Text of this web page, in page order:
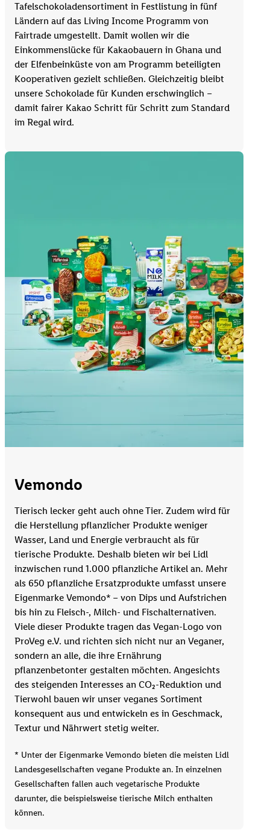
Tafelschokoladensortiment in Festlistung in fünf
Ländern auf das Living Income Programm von
Fairtrade umgestellt. Damit wollen wir die
Einkommenslücke für Kakaobauern in Ghana und
der Elfenbeinküste von am Programm beteiligten
Kooperativen gezielt schließen. Gleichzeitig bleibt
unsere Schokolade für Kunden erschwinglich –
damit fairer Kakao Schritt für Schritt zum Standard
im Regal wird.
Vemondo
Tierisch lecker geht auch ohne Tier. Zudem wird für
die Herstellung pflanzlicher Produkte weniger
Wasser, Land und Energie verbraucht als für
tierische Produkte. Deshalb bieten wir bei Lidl
inzwischen rund 1.000 pflanzliche Artikel an. Mehr
als 650 pflanzliche Ersatzprodukte umfasst unsere
Eigenmarke Vemondo* – von Dips und Aufstrichen
bis hin zu Fleisch-, Milch- und Fischalternativen.
Viele dieser Produkte tragen das Vegan-Logo von
ProVeg e.V. und richten sich nicht nur an Veganer,
sondern an alle, die ihre Ernährung
pflanzenbetonter gestalten möchten. Angesichts
des steigenden Interesses an CO₂-Reduktion und
Tierwohl bauen wir unser veganes Sortiment
konsequent aus und entwickeln es in Geschmack,
Textur und Nährwert stetig weiter.
* Unter der Eigenmarke Vemondo bieten die meisten Lidl
Landesgesellschaften vegane Produkte an. In einzelnen
Gesellschaften fallen auch vegetarische Produkte
darunter, die beispielsweise tierische Milch enthalten
können.